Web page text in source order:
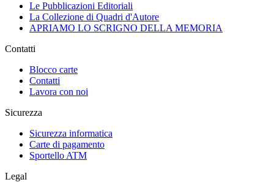
Le Pubblicazioni Editoriali
La Collezione di Quadri d'Autore
APRIAMO LO SCRIGNO DELLA MEMORIA
Contatti
Blocco carte
Contatti
Lavora con noi
Sicurezza
Sicurezza informatica
Carte di pagamento
Sportello ATM
Legal